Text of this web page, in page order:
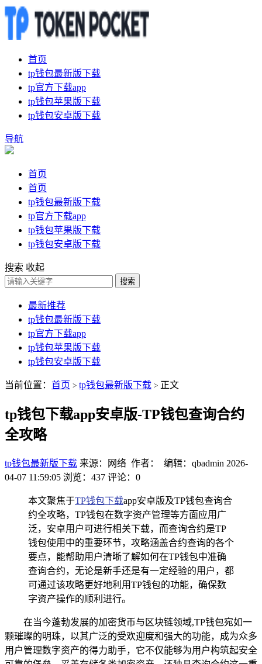
首页
tp钱包最新版下载
tp官方下载app
tp钱包苹果版下载
tp钱包安卓版下载
导航
首页
首页
tp钱包最新版下载
tp官方下载app
tp钱包苹果版下载
tp钱包安卓版下载
搜索 收起
搜索
最新推荐
tp钱包最新版下载
tp官方下载app
tp钱包苹果版下载
tp钱包安卓版下载
当前位置： 首页 > tp钱包最新版下载 > 正文
tp钱包下载app安卓版-TP钱包查询合约
全攻略
tp钱包最新版下载 来源：网络 作者： 编辑：qbadmin 2026-
04-07 11:59:05 浏览：437 评论：0
本文聚焦于TP钱包下载app安卓版及TP钱包查询合
约全攻略，TP钱包在数字资产管理等方面应用广
泛，安卓用户可进行相关下载，而查询合约是TP
钱包使用中的重要环节，攻略涵盖合约查询的各个
要点，能帮助用户清晰了解如何在TP钱包中准确
查询合约，无论是新手还是有一定经验的用户，都
可通过该攻略更好地利用TP钱包的功能，确保数
字资产操作的顺利进行。
在当今蓬勃发展的加密货币与区块链领域,TP钱包宛如一
颗璀璨的明珠，以其广泛的受欢迎度和强大的功能，成为众多
用户管理数字资产的得力助手，它不仅能够为用户构筑起安全